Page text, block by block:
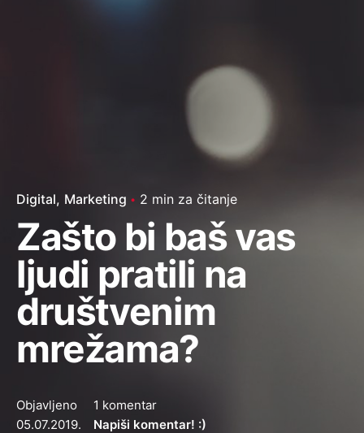
Digital Marketing 2 min za čitanje
Zašto bi baš vas
ljudi pratili na
društvenim
mrežama?
Objavljeno
05.07.2019.
1 komentar
Napiši komentar! :)